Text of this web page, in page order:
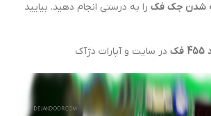
شدن جک فک را به درستی انجام دهید. بیایید
در سایت و آپارات دژآک